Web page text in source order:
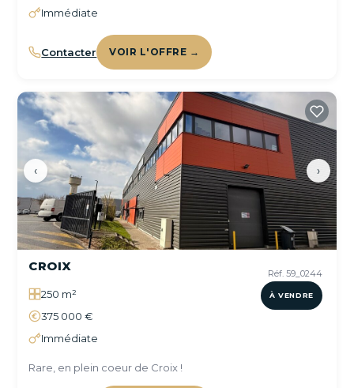
Immédiate
Contacter VOIR L'OFFRE →
‹ ›
Réf. 59_0244
À VENDRE
CROIX
250 m²
375 000 €
Immédiate
Rare, en plein coeur de Croix !